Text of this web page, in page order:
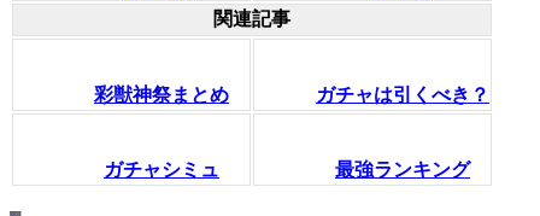
関連記事
彩獣神祭まとめ ガチャは引くべき？
ガチャシミュ 最強ランキング